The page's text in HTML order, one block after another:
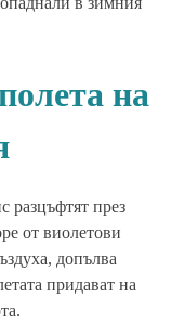
на
разцъфтят през
от виолетови
допълва
придават на